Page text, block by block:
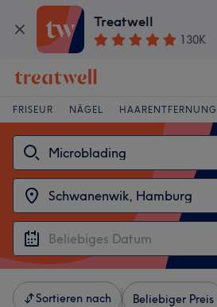
Treatwell
130K
FRISEUR NÄGEL HAARENTFERNUNG
Sortieren nach Beliebiger Preis